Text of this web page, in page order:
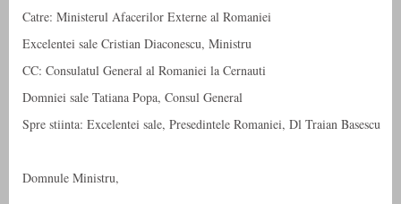
Catre: Ministerul Afacerilor Externe al Romaniei
Excelentei sale Cristian Diaconescu, Ministru
CC: Consulatul General al Romaniei la Cernauti
Domniei sale Tatiana Popa, Consul General
Spre stiinta: Excelentei sale, Presedintele Romaniei, Dl Traian Basescu
Domnule Ministru,